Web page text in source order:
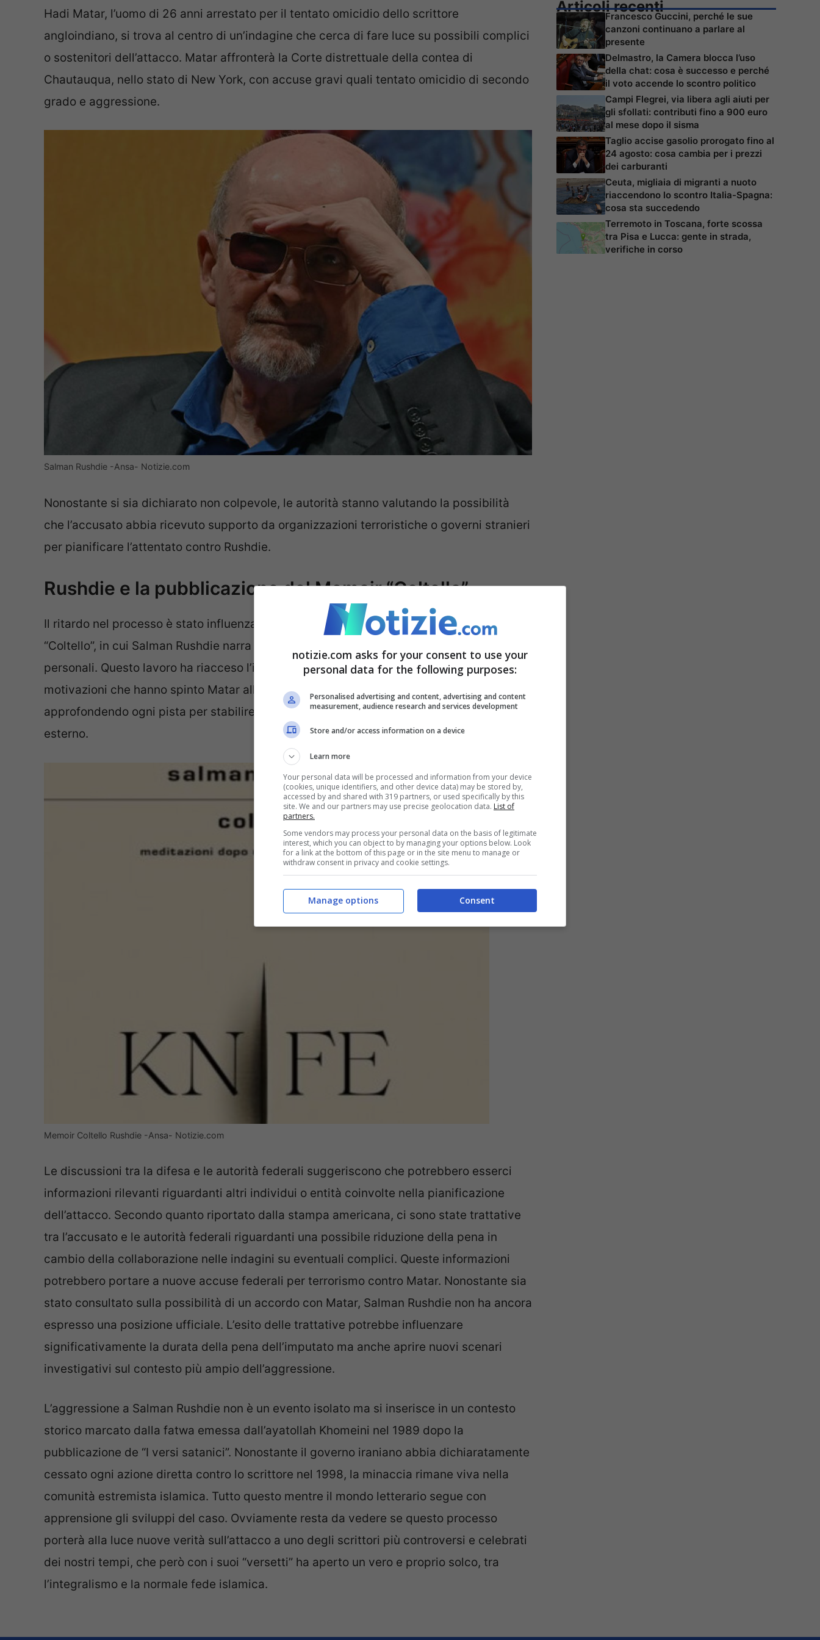
Hadi Matar, l’uomo di 26 anni arrestato per il tentato omicidio dello scrittore
angloindiano, si trova al centro di un’indagine che cerca di fare luce su possibili complici
o sostenitori dell’attacco. Matar affronterà la Corte distrettuale della contea di
Chautauqua, nello stato di New York, con accuse gravi quali tentato omicidio di secondo
grado e aggressione.
Salman Rushdie -Ansa- Notizie.com
Nonostante si sia dichiarato non colpevole, le autorità stanno valutando la possibilità
che l’accusato abbia ricevuto supporto da organizzazioni terroristiche o governi stranieri
per pianificare l’attentato contro Rushdie.
Rushdie e la pubblicazione del Memoir “Coltello”
Il ritardo nel processo è stato influenzato anche dalla pubblicazione del memoir
“Coltello”, in cui Salman Rushdie narra l’esperienza dell’attentato e le sue conseguenze
personali. Questo lavoro ha riacceso l’interesse pubblico sulla vicenda e sulle
motivazioni che hanno spinto Matar all’aggressione. Le autorità americane stanno
approfondendo ogni pista per stabilire se Matar abbia agito da solo o con il sostegno
esterno.
Memoir Coltello Rushdie -Ansa- Notizie.com
Le discussioni tra la difesa e le autorità federali suggeriscono che potrebbero esserci
informazioni rilevanti riguardanti altri individui o entità coinvolte nella pianificazione
dell’attacco. Secondo quanto riportato dalla stampa americana, ci sono state trattative
tra l’accusato e le autorità federali riguardanti una possibile riduzione della pena in
cambio della collaborazione nelle indagini su eventuali complici. Queste informazioni
potrebbero portare a nuove accuse federali per terrorismo contro Matar. Nonostante sia
stato consultato sulla possibilità di un accordo con Matar, Salman Rushdie non ha ancora
espresso una posizione ufficiale. L’esito delle trattative potrebbe influenzare
significativamente la durata della pena dell’imputato ma anche aprire nuovi scenari
investigativi sul contesto più ampio dell’aggressione.
L’aggressione a Salman Rushdie non è un evento isolato ma si inserisce in un contesto
storico marcato dalla fatwa emessa dall’ayatollah Khomeini nel 1989 dopo la
pubblicazione de “I versi satanici”. Nonostante il governo iraniano abbia dichiaratamente
cessato ogni azione diretta contro lo scrittore nel 1998, la minaccia rimane viva nella
comunità estremista islamica. Tutto questo mentre il mondo letterario segue con
apprensione gli sviluppi del caso. Ovviamente resta da vedere se questo processo
porterà alla luce nuove verità sull’attacco a uno degli scrittori più controversi e celebrati
dei nostri tempi, che però con i suoi “versetti” ha aperto un vero e proprio solco, tra
l’integralismo e la normale fede islamica.
Articoli recenti
Francesco Guccini, perché le sue
canzoni continuano a parlare al
presente
Delmastro, la Camera blocca l’uso
della chat: cosa è successo e perché
il voto accende lo scontro politico
Campi Flegrei, via libera agli aiuti per
gli sfollati: contributi fino a 900 euro
al mese dopo il sisma
Taglio accise gasolio prorogato fino al
24 agosto: cosa cambia per i prezzi
dei carburanti
Ceuta, migliaia di migranti a nuoto
riaccendono lo scontro Italia-Spagna:
cosa sta succedendo
Terremoto in Toscana, forte scossa
tra Pisa e Lucca: gente in strada,
verifiche in corso
notizie.com asks for your consent to use your
personal data for the following purposes:
Personalised advertising and content, advertising and content
measurement, audience research and services development
Store and/or access information on a device
Learn more
Your personal data will be processed and information from your device
(cookies, unique identifiers, and other device data) may be stored by,
accessed by and shared with 319 partners, or used specifically by this
site. We and our partners may use precise geolocation data. List of
partners.
Some vendors may process your personal data on the basis of legitimate
interest, which you can object to by managing your options below. Look
for a link at the bottom of this page or in the site menu to manage or
withdraw consent in privacy and cookie settings.
Consent
Manage options